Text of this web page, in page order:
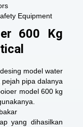
Equipment
600 Kg
model water
pipa dalanya
model 600 kg
yang dihasilkan